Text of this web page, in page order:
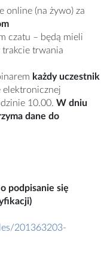
online (na żywo) za
czatu – będą mieli
trwania
każdy uczestnik
elektronicznej
10.00. W dniu
dane do
podpisanie się
201363203-